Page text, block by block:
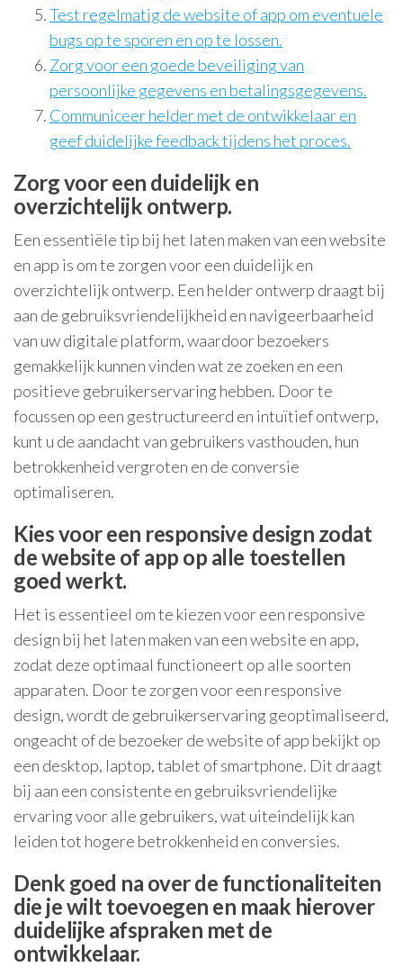
Test regelmatig de website of app om eventuele
bugs op te sporen en op te lossen.
Zorg voor een goede beveiliging van
persoonlijke gegevens en betalingsgegevens.
Communiceer helder met de ontwikkelaar en
geef duidelijke feedback tijdens het proces.
Zorg voor een duidelijk en
overzichtelijk ontwerp.
Een essentiële tip bij het laten maken van een website
en app is om te zorgen voor een duidelijk en
overzichtelijk ontwerp. Een helder ontwerp draagt bij
aan de gebruiksvriendelijkheid en navigeerbaarheid
van uw digitale platform, waardoor bezoekers
gemakkelijk kunnen vinden wat ze zoeken en een
positieve gebruikerservaring hebben. Door te
focussen op een gestructureerd en intuïtief ontwerp,
kunt u de aandacht van gebruikers vasthouden, hun
betrokkenheid vergroten en de conversie
optimaliseren.
Kies voor een responsive design zodat
de website of app op alle toestellen
goed werkt.
Het is essentieel om te kiezen voor een responsive
design bij het laten maken van een website en app,
zodat deze optimaal functioneert op alle soorten
apparaten. Door te zorgen voor een responsive
design, wordt de gebruikerservaring geoptimaliseerd,
ongeacht of de bezoeker de website of app bekijkt op
een desktop, laptop, tablet of smartphone. Dit draagt
bij aan een consistente en gebruiksvriendelijke
ervaring voor alle gebruikers, wat uiteindelijk kan
leiden tot hogere betrokkenheid en conversies.
Denk goed na over de functionaliteiten
die je wilt toevoegen en maak hierover
duidelijke afspraken met de
ontwikkelaar.